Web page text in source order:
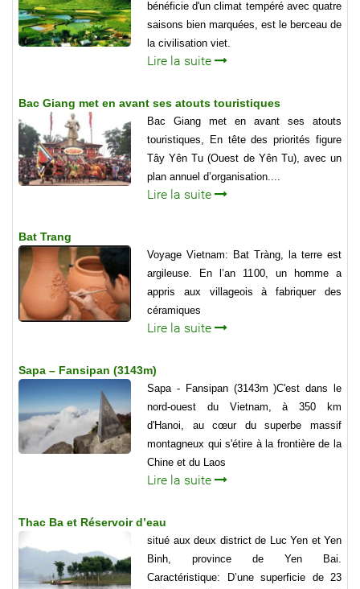
bénéficie d'un climat tempéré avec quatre
saisons bien marquées, est le berceau de
la civilisation viet.
Lire la suite
Bac Giang met en avant ses atouts touristiques
Bac Giang met en avant ses atouts
touristiques, En tête des priorités figure
Tây Yên Tu (Ouest de Yên Tu), avec un
plan annuel d’organisation....
Lire la suite
Bat Trang
Voyage Vietnam: Bat Tràng, la terre est
argileuse. En l’an 1100, un homme a
appris aux villageois à fabriquer des
céramiques
Lire la suite
Sapa – Fansipan (3143m)
Sapa - Fansipan (3143m )C'est dans le
nord-ouest du Vietnam, à 350 km
d'Hanoi, au cœur du superbe massif
montagneux qui s'étire à la frontière de la
Chine et du Laos
Lire la suite
Thac Ba et Réservoir d’eau
situé aux deux district de Luc Yen et Yen
Binh, province de Yen Bai.
Caractéristique: D’une superficie de 23